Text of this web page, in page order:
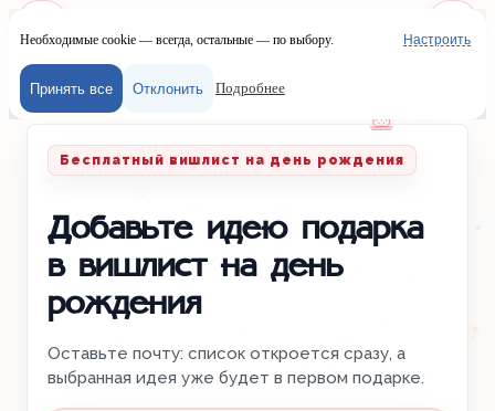
Меню Войти
Главная/Вишлисты/День рождения
Бесплатный вишлист на день рождения
Добавьте идею подарка
в вишлист на день
рождения
Оставьте почту: список откроется сразу, а
выбранная идея уже будет в первом подарке.
Наш сайт
Настроить
Необходимые cookie — всегда, остальные — по выбору.
Принять все Отклонить Подробнее